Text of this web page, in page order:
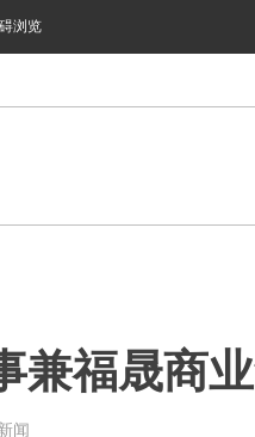
浏览
兼福晟商
闻